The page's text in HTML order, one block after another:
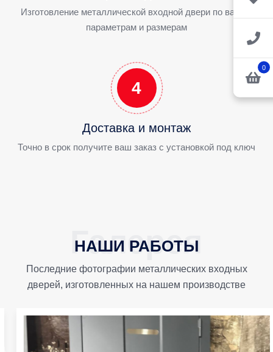
0
Изготовление металлической входной двери по вашим
параметрам и размерам
4
Доставка и монтаж
Точно в срок получите ваш заказ с установкой под ключ
НАШИ РАБОТЫ
Последние фотографии металлических входных
дверей, изготовленных на нашем производстве